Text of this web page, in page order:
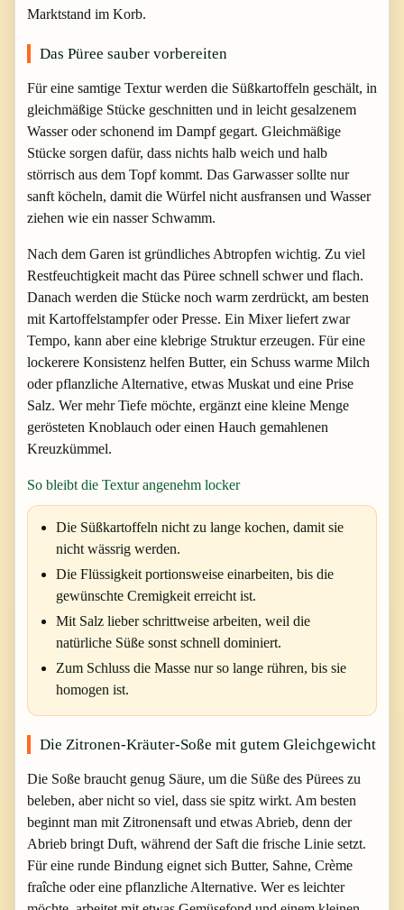
Marktstand im Korb.
Das Püree sauber vorbereiten
Für eine samtige Textur werden die Süßkartoffeln geschält, in
gleichmäßige Stücke geschnitten und in leicht gesalzenem
Wasser oder schonend im Dampf gegart. Gleichmäßige
Stücke sorgen dafür, dass nichts halb weich und halb
störrisch aus dem Topf kommt. Das Garwasser sollte nur
sanft köcheln, damit die Würfel nicht ausfransen und Wasser
ziehen wie ein nasser Schwamm.
Nach dem Garen ist gründliches Abtropfen wichtig. Zu viel
Restfeuchtigkeit macht das Püree schnell schwer und flach.
Danach werden die Stücke noch warm zerdrückt, am besten
mit Kartoffelstampfer oder Presse. Ein Mixer liefert zwar
Tempo, kann aber eine klebrige Struktur erzeugen. Für eine
lockerere Konsistenz helfen Butter, ein Schuss warme Milch
oder pflanzliche Alternative, etwas Muskat und eine Prise
Salz. Wer mehr Tiefe möchte, ergänzt eine kleine Menge
gerösteten Knoblauch oder einen Hauch gemahlenen
Kreuzkümmel.
So bleibt die Textur angenehm locker
Die Süßkartoffeln nicht zu lange kochen, damit sie
nicht wässrig werden.
Die Flüssigkeit portionsweise einarbeiten, bis die
gewünschte Cremigkeit erreicht ist.
Mit Salz lieber schrittweise arbeiten, weil die
natürliche Süße sonst schnell dominiert.
Zum Schluss die Masse nur so lange rühren, bis sie
homogen ist.
Die Zitronen-Kräuter-Soße mit gutem Gleichgewicht
Die Soße braucht genug Säure, um die Süße des Pürees zu
beleben, aber nicht so viel, dass sie spitz wirkt. Am besten
beginnt man mit Zitronensaft und etwas Abrieb, denn der
Abrieb bringt Duft, während der Saft die frische Linie setzt.
Für eine runde Bindung eignet sich Butter, Sahne, Crème
fraîche oder eine pflanzliche Alternative. Wer es leichter